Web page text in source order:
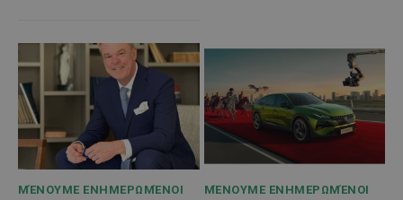
ΜΈΝΟΥΜΕ ΕΝΗΜΕΡΩΜΈΝΟΙ ΜΈΝΟΥΜΕ ΕΝΗΜΕΡΩΜΈΝΟΙ